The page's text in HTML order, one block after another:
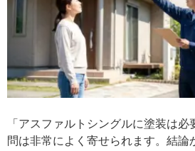
「アスファルトシングルに塗装は
問は非常によく寄せられます。結論